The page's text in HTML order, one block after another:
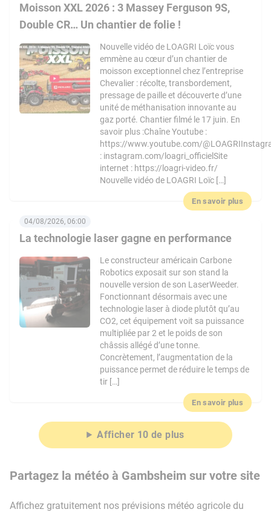
Moisson XXL 2026 : 3 Massey Ferguson 9S,
Double CR… Un chantier de folie !
Nouvelle vidéo de LOAGRI Loïc vous
emmène au cœur d’un chantier de
moisson exceptionnel chez l’entreprise
Chevalier : récolte, transbordement,
pressage de paille et découverte d’une
unité de méthanisation innovante au
gaz porté. Chantier filmé le 17 juin. En
savoir plus :Chaîne Youtube :
https://www.youtube.com/
: instagram.com/loagri_officielSite
internet : https://loagri-video.fr/
Nouvelle vidéo de LOAGRI Loïc […]
En savoir plus
La technologie laser gagne en performance
04/08/2026, 06:00
Le constructeur américain Carbone
Robotics exposait sur son stand la
nouvelle version de son LaserWeeder.
Fonctionnant désormais avec une
technologie laser à diode plutôt qu’au
CO2, cet équipement voit sa puissance
multipliée par 2 et le poids de son
châssis allégé d’une tonne.
Concrètement, l’augmentation de la
puissance permet de réduire le temps de
tir […]
En savoir plus
Afficher 10 de plus
Partagez la météo à Gambsheim sur votre site
Affichez gratuitement nos prévisions météo agricole du